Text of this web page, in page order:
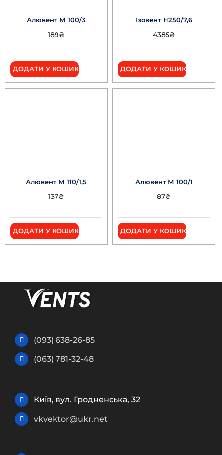
Алювент М 100/3
189₴
ДОДАТИ У КОШИК
Ізовент Н250/7,6
4385₴
ДОДАТИ У КОШИК
Алювент М 110/1,5
137₴
ДОДАТИ У КОШИК
Алювент М 100/1
87₴
ДОДАТИ У КОШИК
(093) 638-26-85
(063) 781-32-48
Київ, вул. Гродненська, 32
vkvektor@ukr.net